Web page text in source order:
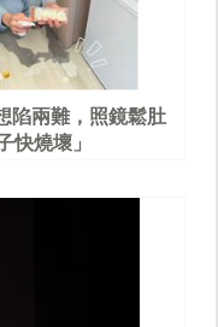
陷兩難，照鏡鬆肚
快燒壞」